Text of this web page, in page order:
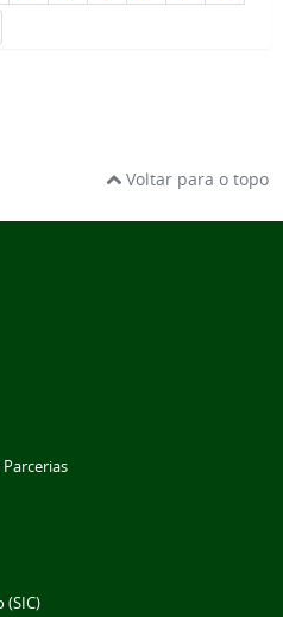
Voltar para o topo
(SIC)